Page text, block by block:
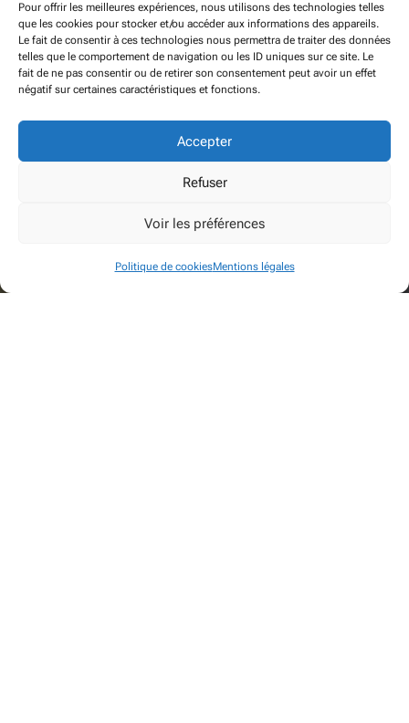
Pour offrir les meilleures expériences, nous utilisons des technologies telles
que les cookies pour stocker et/ou accéder aux informations des appareils.
Le fait de consentir à ces technologies nous permettra de traiter des données
telles que le comportement de navigation ou les ID uniques sur ce site. Le
fait de ne pas consentir ou de retirer son consentement peut avoir un effet
négatif sur certaines caractéristiques et fonctions.
Accepter
Refuser
Voir les préférences
Politique de cookiesMentions légales

06 81 71 32 13
04 50 72 39 32
